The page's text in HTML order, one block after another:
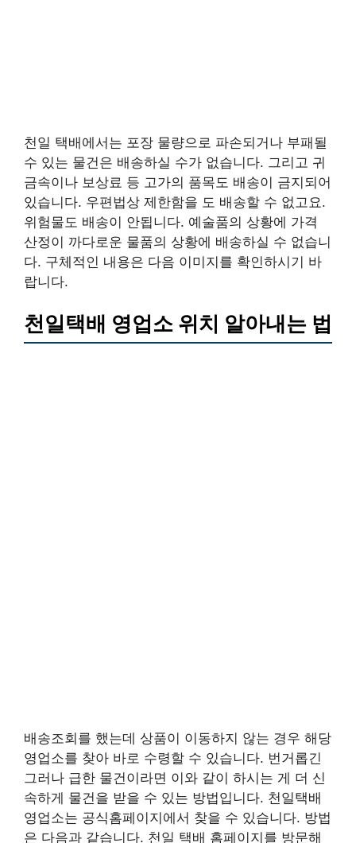
천일 택배에서는 포장 물량으로 파손되거나 부패될
수 있는 물건은 배송하실 수가 없습니다. 그리고 귀
금속이나 보상료 등 고가의 품목도 배송이 금지되어
있습니다. 우편법상 제한함을 도 배송할 수 없고요.
위험물도 배송이 안됩니다. 예술품의 상황에 가격
산정이 까다로운 물품의 상황에 배송하실 수 없습니
다. 구체적인 내용은 다음 이미지를 확인하시기 바
랍니다.
천일택배 영업소 위치 알아내는 법
배송조회를 했는데 상품이 이동하지 않는 경우 해당
영업소를 찾아 바로 수령할 수 있습니다. 번거롭긴
그러나 급한 물건이라면 이와 같이 하시는 게 더 신
속하게 물건을 받을 수 있는 방법입니다. 천일택배
영업소는 공식홈페이지에서 찾을 수 있습니다. 방법
은 다음과 같습니다. 천일 택배 홈페이지를 방문해